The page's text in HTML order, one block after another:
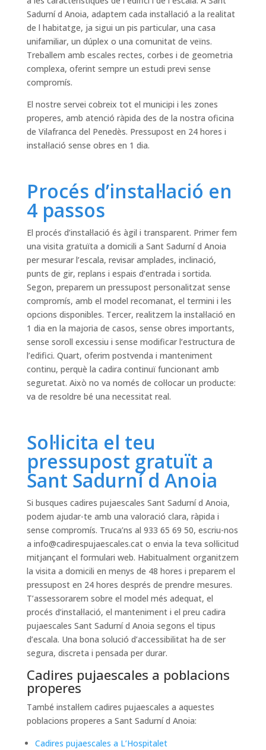
Sadurní d Anoia, adaptem cada instal·lació a la realitat
de l habitatge, ja sigui un pis particular, una casa
unifamiliar, un dúplex o una comunitat de veïns.
Treballem amb escales rectes, corbes i de geometria
complexa, oferint sempre un estudi previ sense
compromís.
El nostre servei cobreix tot el municipi i les zones
properes, amb atenció ràpida des de la nostra oficina
de Vilafranca del Penedès. Pressupost en 24 hores i
instal·lació sense obres en 1 dia.
Procés d’instal·lació en
4 passos
El procés d’instal·lació és àgil i transparent. Primer fem
una visita gratuïta a domicili a Sant Sadurní d Anoia
per mesurar l’escala, revisar amplades, inclinació,
punts de gir, replans i espais d’entrada i sortida.
Segon, preparem un pressupost personalitzat sense
compromís, amb el model recomanat, el termini i les
opcions disponibles. Tercer, realitzem la instal·lació en
1 dia en la majoria de casos, sense obres importants,
sense soroll excessiu i sense modificar l’estructura de
l’edifici. Quart, oferim postvenda i manteniment
continu, perquè la cadira continuï funcionant amb
seguretat. Això no va només de col·locar un producte:
va de resoldre bé una necessitat real.
Sol·licita el teu
pressupost gratuït a
Sant Sadurní d Anoia
Si busques cadires pujaescales Sant Sadurní d Anoia,
podem ajudar-te amb una valoració clara, ràpida i
sense compromís. Truca’ns al 933 65 69 50, escriu-nos
a info@cadirespujaescales.cato envia la teva sol·licitud
mitjançant el formulari web. Habitualment organitzem
la visita a domicili en menys de 48 hores i preparem el
pressupost en 24 hores després de prendre mesures.
T’assessorarem sobre el model més adequat, el
procés d’instal·lació, el manteniment i el preu cadira
pujaescales Sant Sadurní d Anoia segons el tipus
d’escala. Una bona solució d’accessibilitat ha de ser
segura, discreta i pensada per durar.
Cadires pujaescales a poblacions
properes
També instal·lem cadires pujaescales a aquestes
poblacions properes a Sant Sadurní d Anoia:
Cadires pujaescales a L’Hospitalet